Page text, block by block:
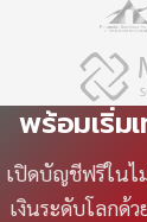
พร้อมเริ่ม
เปิดบัญชีฟรีในไ
เงินระดับโลกด้